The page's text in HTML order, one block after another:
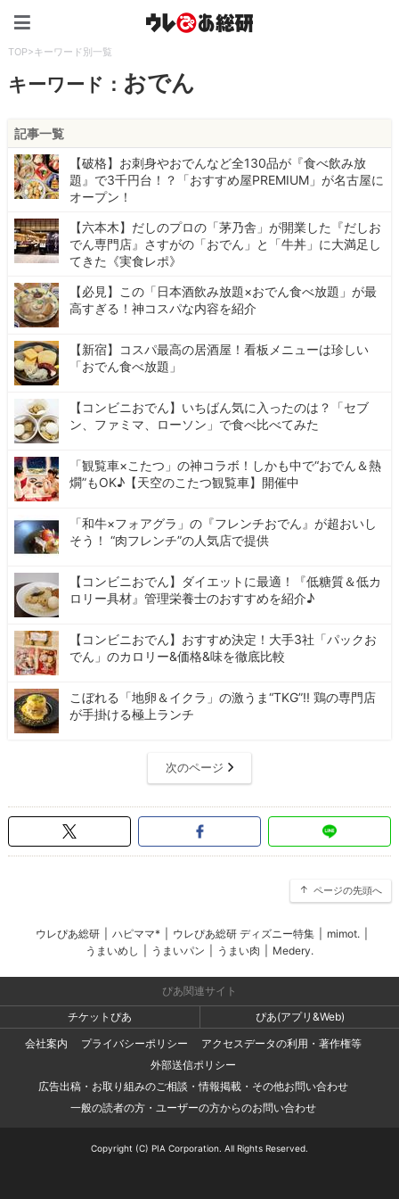
TOP>キーワード別一覧
キーワード： おでん
記事一覧
【破格】お刺身やおでんなど全130品が『食べ飲み放
題』で3千円台！？「おすすめ屋PREMIUM」が名古屋に
オープン！
【六本木】だしのプロの「茅乃舎」が開業した『だしお
でん専門店』さすがの「おでん」と「牛丼」に大満足し
てきた《実食レポ》
【必見】この「日本酒飲み放題×おでん食べ放題」が最
高すぎる！神コスパな内容を紹介
【新宿】コスパ最高の居酒屋！看板メニューは珍しい
「おでん食べ放題」
【コンビニおでん】いちばん気に入ったのは？「セブ
ン、ファミマ、ローソン」で食べ比べてみた
「観覧車×こたつ」の神コラボ！しかも中で“おでん＆熱
燗”もOK♪【天空のこたつ観覧車】開催中
「和牛×フォアグラ」の『フレンチおでん』が超おいし
そう！ “肉フレンチ”の人気店で提供
【コンビニおでん】ダイエットに最適！『低糖質＆低カ
ロリー具材』管理栄養士のおすすめを紹介♪
【コンビニおでん】おすすめ決定！大手3社「パックお
でん」のカロリー&価格&味を徹底比較
こぼれる「地卵＆イクラ」の激うま“TKG”!! 鶏の専門店
が手掛ける極上ランチ
次のページ
ページの先頭へ
ウレぴあ総研 ハピママ* ウレぴあ総研 ディズニー特集 mimot.
うまいめし
うまいパン うまい肉 Medery.
ぴあ関連サイト
チケットぴあ
ぴあ(アプリ&Web)
会社案内
プライバシーポリシー
アクセスデータの利用・著作権等
外部送信ポリシー
広告出稿・お取り組みのご相談・情報掲載・その他お問い合わせ
一般の読者の方・ユーザーの方からのお問い合わせ
Copyright (C) PIA Corporation. All Rights Reserved.